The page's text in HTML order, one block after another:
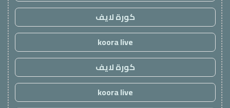
كورة لايف
koora live
كورة لايف
koora live